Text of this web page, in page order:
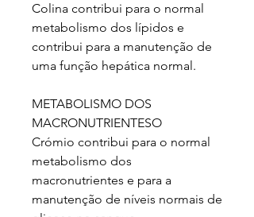
Colina contribui para o normal
metabolismo dos lípidos e
contribui para a manutenção de
uma função hepática normal.
METABOLISMO DOS
MACRONUTRIENTESO
Crómio contribui para o normal
metabolismo dos
macronutrientes e para a
manutenção de níveis normais de